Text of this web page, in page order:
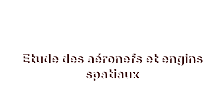
Etude des aéronefs et engins
spatiaux